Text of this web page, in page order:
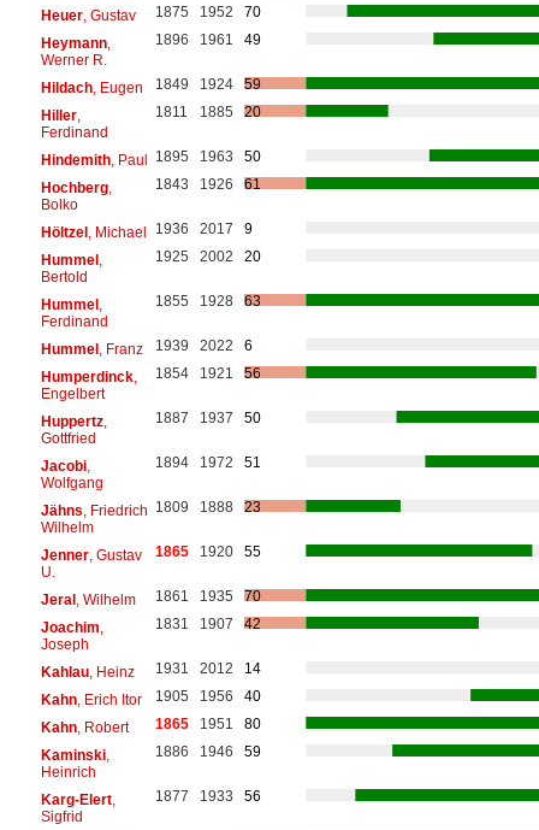
Heuer, Gustav 1875 1952
70
Heymann,
Werner R.
1896 1961 49
Hildach, Eugen 1849 1924
59
Hiller,
Ferdinand
1811 1885 20
Hindemith, Paul 1895 1963
50
Hochberg,
Bolko
1843 1926 61
Höltzel, Michael 1936 2017
9
Hummel,
Bertold
1925 2002 20
Hummel,
Ferdinand
1855 1928 63
Hummel, Franz 1939 2022
6
Humperdinck,
Engelbert
1854 1921 56
Huppertz,
Gottfried
1887 1937 50
Jacobi,
Wolfgang
1894 1972 51
Jähns , Friedrich
Wilhelm
1809 1888 23
Jenner, Gustav
U.
1865 1920 55
Jeral, Wilhelm 1861 1935
70
Joachim
Joseph
1831 1907 42
Kahlau, Heinz 1931 2012
14
Kahn, Erich Itor 1905 1956
40
Kahn, Robert 1865 1951
80
Kaminski,
Heinrich
1886 1946 59
Karg-Elert,
Sigfrid
1877 1933 56